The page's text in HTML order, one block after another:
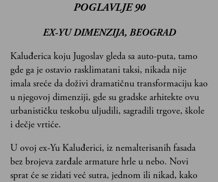
POGLAVLJE90
EX-YU DIMENZIJA, BEOGRAD
Kaluđerica koju Jugoslav gleda sa auto-puta, tamo
gde ga je ostavio rasklimatani taksi, nikada nije
imala sreće da doživi dramatičnu transformaciju kao
u njegovoj dimenziji, gde su gradske arhitekte ovu
urbanističku teskobu uljudili, sagradili trgove, škole
i dečje vrtiće.
U ovoj ex-Yu Kaluđerici, iz nemalterisanih fasada
bez brojeva zarđale armature hrle u nebo. Novi
sprat će se zidati već sutra, jednom ili nikad, kako